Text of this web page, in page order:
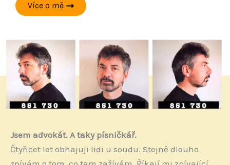
Více o mě
Jsem advokát. A taky písničkář.
Čtyřicet let obhajuji lidi u soudu. Stejně dlouho